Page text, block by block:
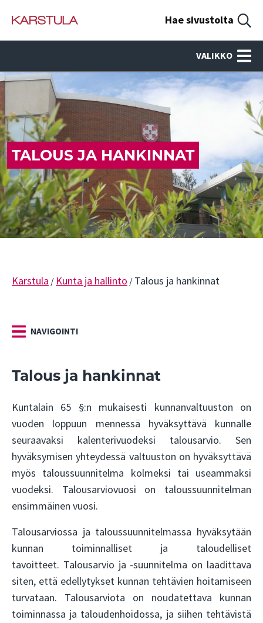
Hae sivustolta
VALIKKO
TALOUS JA HANKINNAT
Karstula / Kunta ja hallinto /Talous ja hankinnat
NAVIGOINTI
Talous ja hankinnat
Kuntalain 65 §:n mukaisesti kunnanvaltuuston on
vuoden loppuun mennessä hyväksyttävä kunnalle
seuraavaksi kalenterivuodeksi talousarvio. Sen
hyväksymisen yhteydessä valtuuston on hyväksyttävä
myös taloussuunnitelma kolmeksi tai useammaksi
vuodeksi. Talousarviovuosi on taloussuunnitelman
ensimmäinen vuosi.
Talousarviossa ja taloussuunnitelmassa hyväksytään
kunnan toiminnalliset ja taloudelliset
tavoitteet. Talousarvio ja -suunnitelma on laadittava
siten, että edellytykset kunnan tehtävien hoitamiseen
turvataan. Talousarviota on noudatettava kunnan
toiminnassa ja taloudenhoidossa, ja siihen tehtävistä